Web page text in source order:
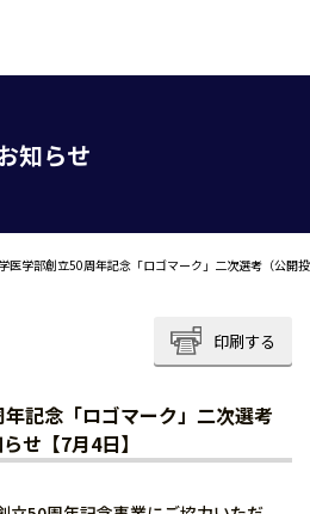
知らせ
医学部創立50周年記念「ロゴマーク」二次選考（公開投
印刷する
記念「ロゴマーク」二次選考
せ【7月4日】